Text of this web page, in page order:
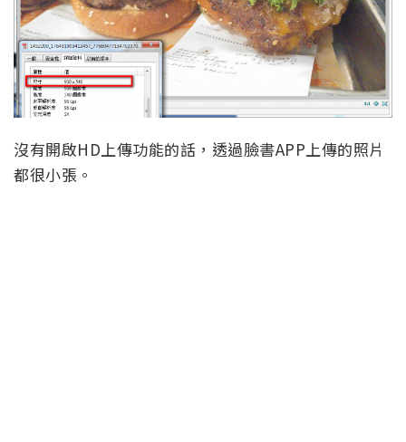
沒有開啟HD上傳功能的話，透過臉書APP上傳的照片
都很小張。